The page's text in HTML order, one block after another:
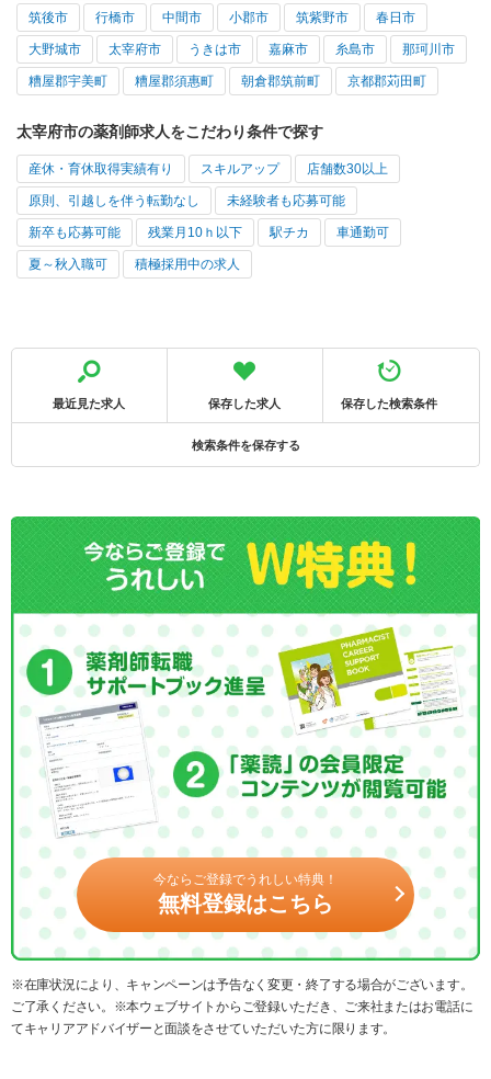
筑後市 行橋市 中間市 小郡市 筑紫野市 春日市
大野城市 太宰府市 うきは市 嘉麻市 糸島市 那珂川市
糟屋郡宇美町 糟屋郡須惠町 朝倉郡筑前町 京都郡苅田町
太宰府市の薬剤師求人をこだわり条件で探す
産休・育休取得実績有り スキルアップ 店舗数30以上
原則、引越しを伴う転勤なし 未経験者も応募可能
新卒も応募可能 残業月10ｈ以下 駅チカ 車通勤可
夏～秋入職可 積極採用中の求人
最近見た求人 保存した求人 保存した検索条件
検索条件を保存する
今ならご登録でうれしい特典！
無料登録はこちら
※在庫状況により、キャンペーンは予告なく変更・終了する場合がございます。
ご了承ください。※本ウェブサイトからご登録いただき、ご来社またはお電話に
てキャリアアドバイザーと面談をさせていただいた方に限ります。